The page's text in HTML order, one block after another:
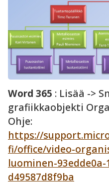
Word 365 : Lisää ->
grafiikkaobjekti
Ohje:
https://
fi/office/video-
luominen-93edde0a-
d49587d8f9ba